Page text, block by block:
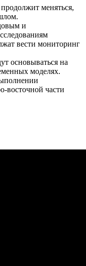
меняться,
и
вести мониторинг
основываться на
моделях.
восточной части